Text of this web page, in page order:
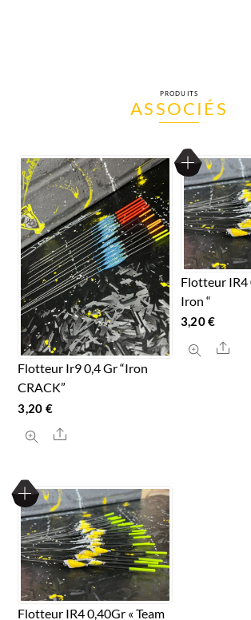
être
choisies
sur
la
page
du
produit
PRODUITS
ASSOCIÉS
Flotteur Ir9 0,4 Gr “Iron
CRACK”
3,20 €
Ce
a
plusieurs
variations.
Les
options
peuvent
être
Share
Flotteur IR4
Iron “
3,20€
Flotteur IR4 0,40Gr « Team